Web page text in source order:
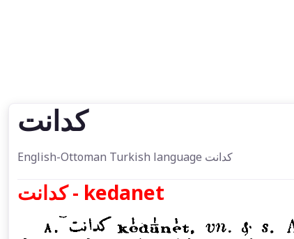
كدانت
English-Ottoman Turkish language كدانت
كدانت - kedanet